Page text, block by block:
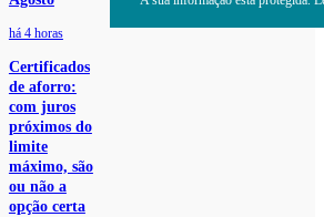
há 4 horas
Certificados
de aforro:
com juros
próximos do
limite
máximo, são
ou não a
opção certa